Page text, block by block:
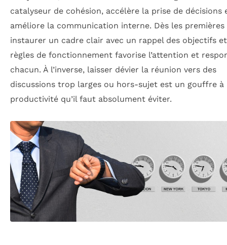
catalyseur de cohésion, accélère la prise de décisions
améliore la communication interne. Dès les premières
instaurer un cadre clair avec un rappel des objectifs
règles de fonctionnement favorise l’attention et
chacun. À l’inverse, laisser dévier la réunion vers des
discussions trop larges ou hors-sujet est un gouffre à
productivité qu’il faut absolument éviter.